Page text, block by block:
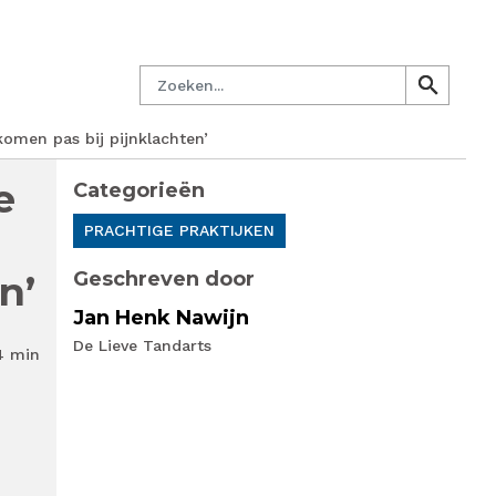
Zoeken
search
search
pas bij pijnklachten’
min
Categorieën
PRACHTIGE PRAKTIJKEN
Geschreven door
Jan Henk Nawijn
De Lieve Tandarts